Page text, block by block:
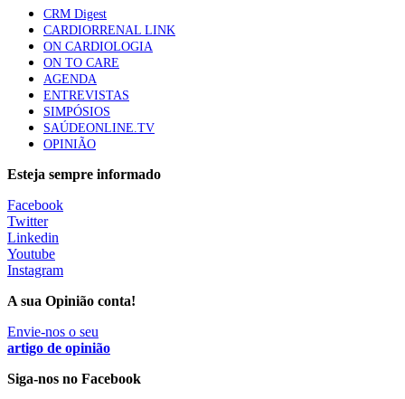
Quase quatro em cada dez doentes com enfarte
apresentavam níveis elevados de Lp(a), revela estudo
86 visualizações
Trodelvy aprovado para primeira linha no cancro da
mama triplo negativo metastático em doentes não
elegíveis para inibidores PD-(L)1
61 visualizações
MAIS NOTÍCIAS
Quase 11.900 jovens recorreram aos cheques psicólogo e
nutricionista no primeiro mês
7 Ago, 2026|0 Comments
ULS de Coimbra estreia cirurgia endoscópica do ouvido com
apoio robótico em Portugal
CRM Digest
CARDIORRENAL LINK
ON CARDIOLOGIA
ON TO CARE
AGENDA
ENTREVISTAS
SIMPÓSIOS
SAÚDEONLINE.TV
OPINIÃO
Esteja sempre informado
Facebook
Twitter
Linkedin
Youtube
Instagram
A sua Opinião conta!
Envie-nos o seu
artigo de opinião
Siga-nos no Facebook